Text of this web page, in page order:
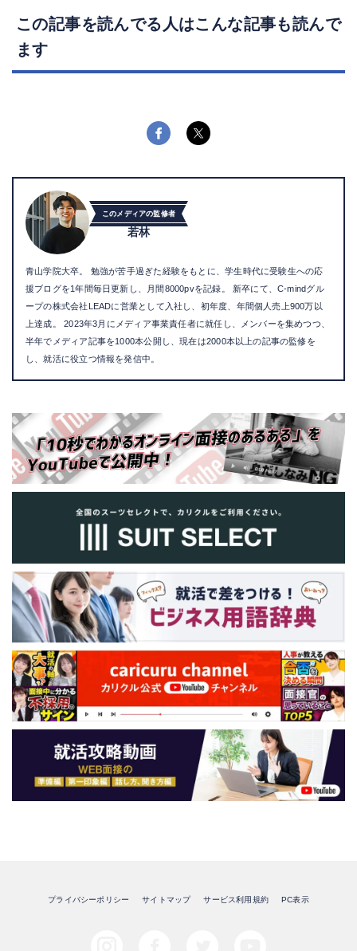
この記事を読んでる人はこんな記事も読んで
ます
このメディアの監修者
若林
青山学院大卒。 勉強が苦手過ぎた経験をもとに、学生時代に受験生への応
援ブログを1年間毎日更新し、月間8000pvを記録。 新卒にて、C-mindグル
ープの株式会社LEADに営業として入社し、初年度、年間個人売上900万以
上達成。 2023年3月にメディア事業責任者に就任し、メンバーを集めつつ、
半年でメディア記事を1000本公開し、現在は2000本以上の記事の監修を
し、就活に役立つ情報を発信中。
プライバシーポリシー サイトマップ サービス利用規約 PC表示